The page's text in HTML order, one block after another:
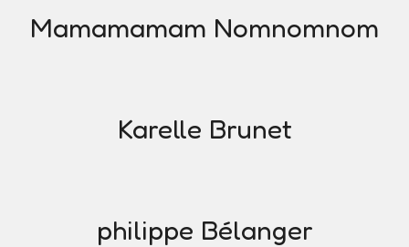
Mamamamam Nomnomnom
Karelle Brunet
philippe Bélanger